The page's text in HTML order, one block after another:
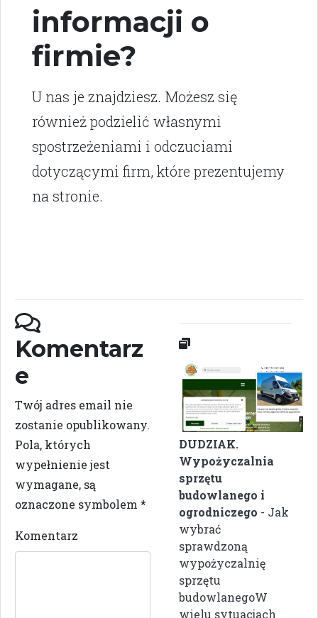
informacji o
firmie?
U nas je znajdziesz. Możesz się
również podzielić własnymi
spostrzeżeniami i odczuciami
dotyczącymi firm, które prezentujemy
na stronie.
Komentarz
e
Twój adres email nie
zostanie opublikowany.
Pola, których
wypełnienie jest
wymagane, są
oznaczone symbolem *
Komentarz
DUDZIAK.
Wypożyczalnia
sprzętu
budowlanego i
ogrodniczego - Jak
wybrać
sprawdzoną
wypożyczalnię
sprzętu
budowlanegoW
wielu sytuacjach